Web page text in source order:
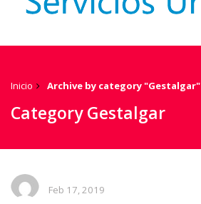
Inicio Archive by category "Gestalgar"
Category Gestalgar
Feb 17, 2019